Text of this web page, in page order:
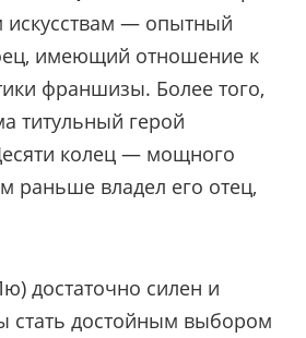
искусствам — опытный
имеющий отношение к
франшизы. Более того,
титульный герой
колец — мощного
раньше владел его отец,
достаточно силен и
стать достойным выбором